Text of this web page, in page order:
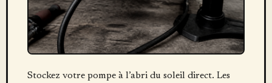
Stockez votre pompe à l’abri du soleil direct. Les